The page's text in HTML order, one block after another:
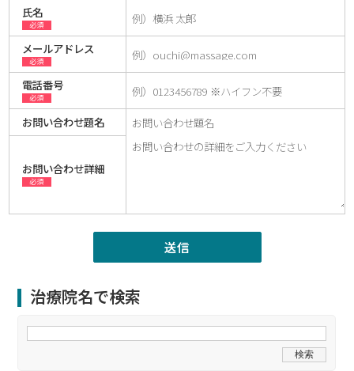
氏名
必須
メールアドレス
必須
電話番号
必須
お問い合わせ題名
お問い合わせ詳細
必須
治療院名で検索